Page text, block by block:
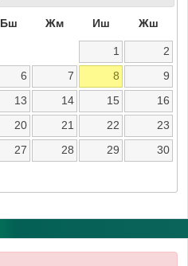
Бш Жм Иш Жш
1
2
6 7 8
9
13 14 15
16
20 21 22
23
27 28 29
30